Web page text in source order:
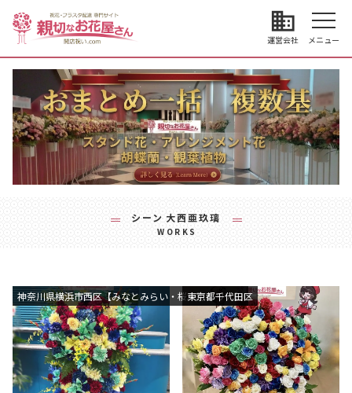
business
運営会社 メニュー
シーン 大西亜玖璃
WORKS
神奈川県横浜市西区【みなとみらい・桜木町エリア】
東京都千代田区